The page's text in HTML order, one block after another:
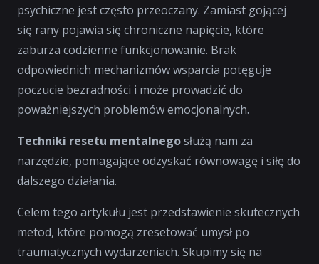
psychiczne jest często przeoczany. Zamiast gojącej
się rany pojawia się chroniczne napięcie, które
zaburza codzienne funkcjonowanie. Brak
odpowiednich mechanizmów wsparcia potęguje
poczucie bezradności i może prowadzić do
poważniejszych problemów emocjonalnych.
Techniki resetu mentalnegosłużą nam za
narzędzie, pomagające odzyskać równowagę i siłę do
dalszego działania.
Celem tego artykułu jest przedstawienie skutecznych
metod, które pomogą zresetować umysł po
traumatycznych wydarzeniach. Skupimy się na